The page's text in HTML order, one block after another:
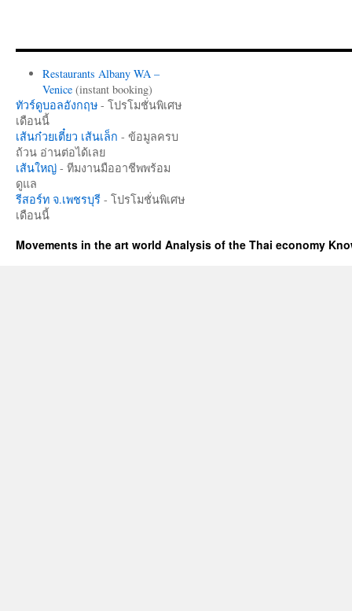
Restaurants Albany WA –
Venice(instant booking)
ทัวร์ดูบอลอังกฤษ - โปรโมชั่นพิเศษ
เดือนนี้
เส้นก๋วยเตี๋ยว เส้นเล็ก - ข้อมูลครบ
ถ้วน อ่านต่อได้เลย
เส้นใหญ่ - ทีมงานมืออาชีพพร้อม
ดูแล
รีสอร์ท จ.เพชรบุรี - โปรโมชั่นพิเศษ
เดือนนี้
Movements in the art world Analysis of the Thai economy